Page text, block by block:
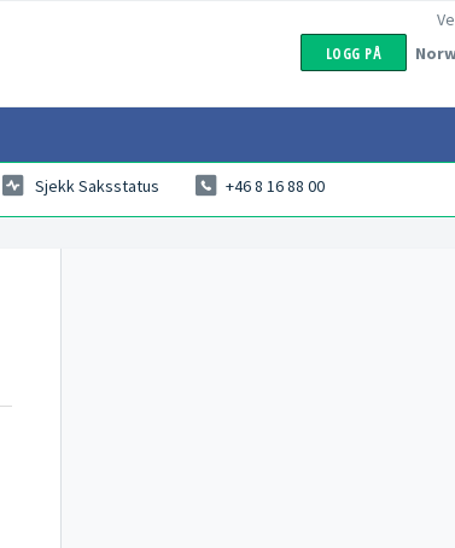
LOGG PÅ
Sjekk Saksstatus +46 8 16 88 00